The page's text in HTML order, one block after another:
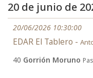
20 de junio de
20/06/2026 10:30:00
EDAR El Tablero -
40 Gorrión Moruno